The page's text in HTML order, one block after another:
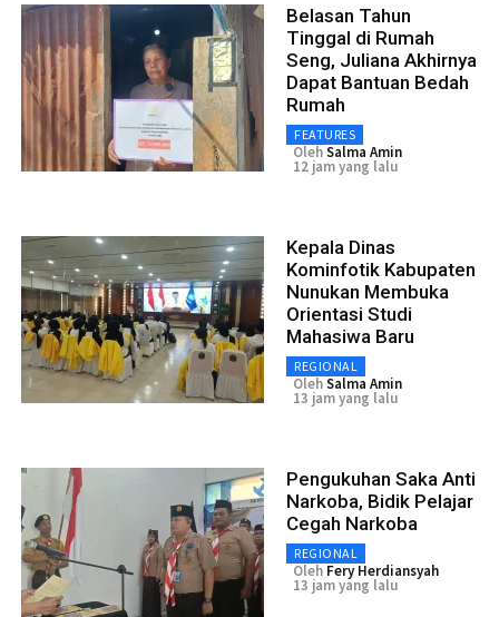
Belasan Tahun
Tinggal di Rumah
Seng, Juliana Akhirnya
Dapat Bantuan Bedah
Rumah
FEATURES
OlehSalma Amin
12 jam yang lalu
Kepala Dinas
Kominfotik Kabupaten
Nunukan Membuka
Orientasi Studi
Mahasiwa Baru
REGIONAL
OlehSalma Amin
13 jam yang lalu
Pengukuhan Saka Anti
Narkoba, Bidik Pelajar
Cegah Narkoba
REGIONAL
Oleh Fery Herdiansyah
13 jam yang lalu